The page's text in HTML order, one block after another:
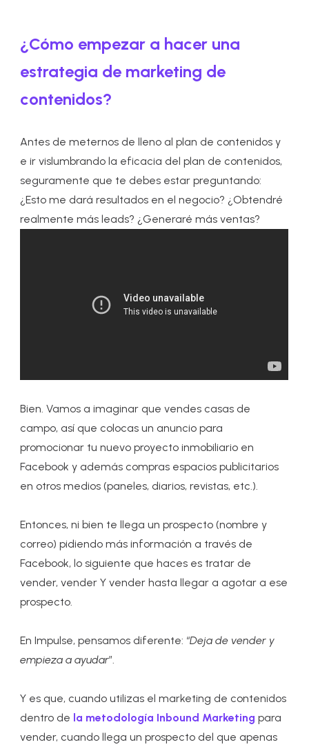
¿Cómo empezar a hacer una
estrategia de marketing de
contenidos?
Antes de meternos de lleno al plan de contenidos y
e ir vislumbrando la eficacia del plan de contenidos,
seguramente que te debes estar preguntando:
¿Esto me dará resultados en el negocio? ¿Obtendré
realmente más leads? ¿Generaré más ventas?
Bien. Vamos a imaginar que vendes casas de
campo, así que colocas un anuncio para
promocionar tu nuevo proyecto inmobiliario en
Facebook y además compras espacios publicitarios
en otros medios (paneles, diarios, revistas, etc.).
Entonces, ni bien te llega un prospecto (nombre y
correo) pidiendo más información a través de
Facebook, lo siguiente que haces es tratar de
vender, vender Y vender hasta llegar a agotar a ese
prospecto.
En Impulse, pensamos diferente: “Deja de vender y
empieza a ayudar”.
Y es que, cuando utilizas el marketing de contenidos
dentro de la metodología Inbound Marketing para
vender, cuando llega un prospecto del que apenas